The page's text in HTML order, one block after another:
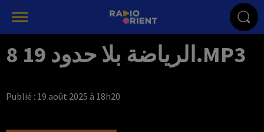
الرياضة بلا حدود 19 8.MP3
Publié : 19 août 2025 à 18h20